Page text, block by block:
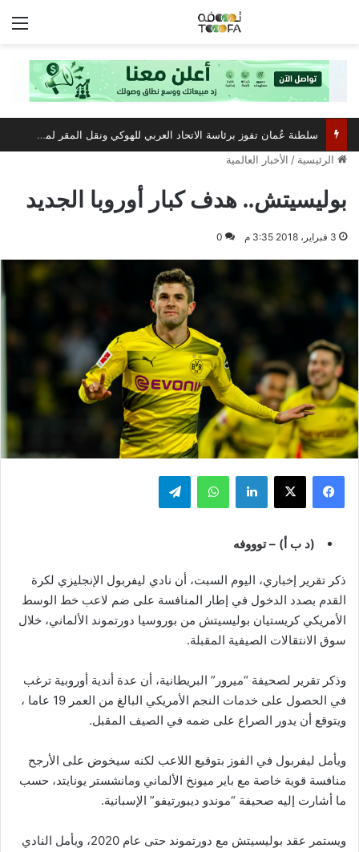
سلطنة عُمان تفوز برئاسة الاتحاد العربي للهوكي ونقل المقر لمسقط
الرئيسية / الأخبار العالمية
بوليسيتش.. هدف كبار أوروبا الجديد
3 فبراير، 2018 3:35 م 0
فيسبوك ‫X لينكدإن واتساب تيلقرام
(د ب أ) – توووفه
ذكر تقرير إخباري، اليوم السبت، أن نادي ليفربول الإنجليزي لكرة
القدم بصدد الدخول في إطار المنافسة على ضم لاعب خط الوسط
الأمريكي كريستيان بوليسيتش من بوروسيا دورتموند الألماني، خلال
سوق الانتقالات الصيفية المقبلة.
وذكر تقرير لصحيفة “ميرور” البريطانية، أن عدة أندية أوروبية ترغب
في الحصول على خدمات النجم الأمريكي البالغ من العمر 19 عاما ،
ويتوقع أن يدور الصراع على ضمه في الصيف المقبل.
ويأمل ليفربول في الفوز بتوقيع اللاعب لكنه سيخوض على الأرجح
منافسة قوية خاصة مع باير ميونخ الألماني ومانشستر يونايتد، حسب
ما أشارت إليه صحيفة “موندو ديبورتيفو” الإسبانية.
ويستمر عقد بوليسيتش مع دورتموند حتى عام 2020، ويأمل النادي